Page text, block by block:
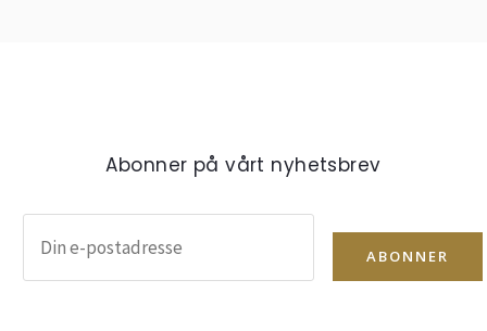
Abonner på vårt nyhetsbrev
ABONNER